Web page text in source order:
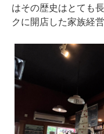
はその歴史はとても
クに開店した家族経営